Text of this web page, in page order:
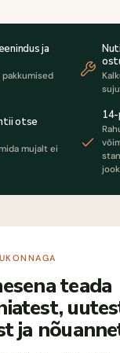
ja
otse
mujalt ei
teada
ja